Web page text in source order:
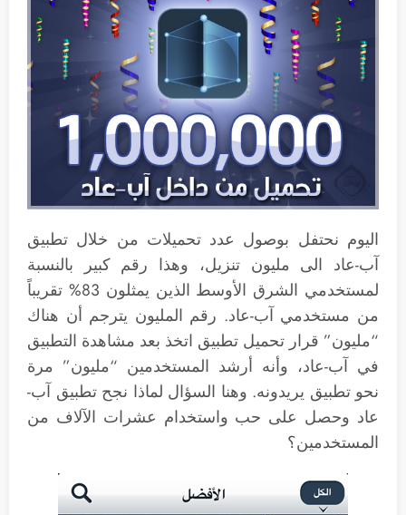
اليوم نحتفل بوصول عدد تحميلات من خلال تطبيق
آب-عاد الى مليون تنزيل، وهذا رقم كبير بالنسبة
لمستخدمي الشرق الأوسط الذين يمثلون 83% تقريباً
من مستخدمي آب-عاد. رقم المليون يترجم أن هناك
“مليون” قرار تحميل تطبيق اتخذ بعد مشاهدة التطبيق
في آب-عاد، وأنه أرشد المستخدمين “مليون” مرة
نحو تطبيق يريدونه. وهنا السؤال لماذا نجح تطبيق آب-
عاد وحصل على حب واستخدام عشرات الآلاف من
المستخدمين؟